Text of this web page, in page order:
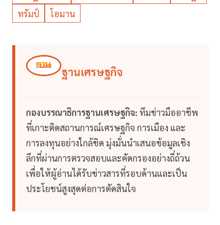
ทรัมป์
โอมาน
ฐานเศรษฐกิจ
กองบรรณาธิการฐานเศรษฐกิจ: ทีมข่าวมืออาชีพ
ที่เกาะติดสถานการณ์เศรษฐกิจ การเมือง และ
การลงทุนอย่างใกล้ชิด มุ่งมั่นนำเสนอข้อมูลเชิง
ลึกที่ผ่านการตรวจสอบและคัดกรองอย่างถี่ถ้วน
เพื่อให้ผู้อ่านได้รับข่าวสารที่รอบด้านและเป็น
ประโยชน์สูงสุดต่อการตัดสินใจ